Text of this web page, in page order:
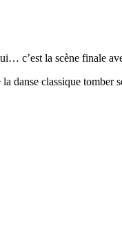
c’est la scène finale
danse classique tomber